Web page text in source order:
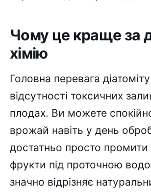
Чому це краще за
хімію
Головна перевага
відсутності токсичних
плодах. Ви можете
врожай навіть у день
достатньо просто промити
фрукти під проточною
значно відрізняє